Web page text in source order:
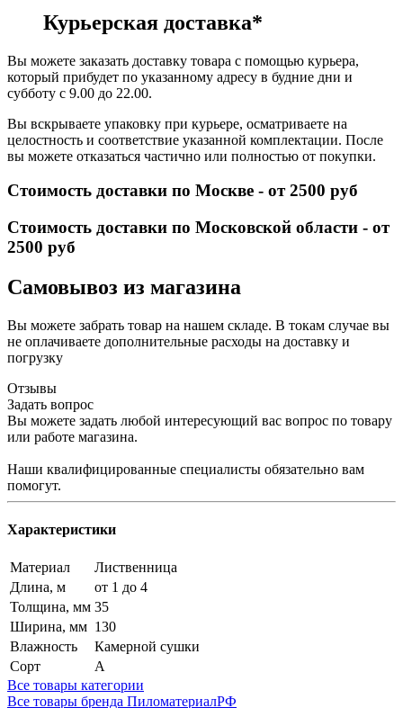
Курьерская доставка*
Вы можете заказать доставку товара с помощью курьера,
который прибудет по указанному адресу в будние дни и
субботу с 9.00 до 22.00.
Вы вскрываете упаковку при курьере, осматриваете на
целостность и соответствие указанной комплектации. После
вы можете отказаться частично или полностью от покупки.
Стоимость доставки по Москве - от 2500 руб
Стоимость доставки по Московской области - от
2500 руб
Самовывоз из магазина
Вы можете забрать товар на нашем складе. В токам случае вы
не оплачиваете дополнительные расходы на доставку и
погрузку
Отзывы
Задать вопрос
Вы можете задать любой интересующий вас вопрос по товару
или работе магазина.
Наши квалифицированные специалисты обязательно вам
помогут.
Характеристики
Материал
Лиственница
Длина, м
от 1 до 4
Толщина, мм 35
Ширина, мм 130
Влажность
Камерной сушки
Сорт
А
Все товары категории
Все товары бренда ПиломатериалРФ